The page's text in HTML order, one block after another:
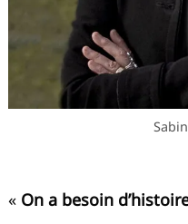
« On a besoin
Recherche